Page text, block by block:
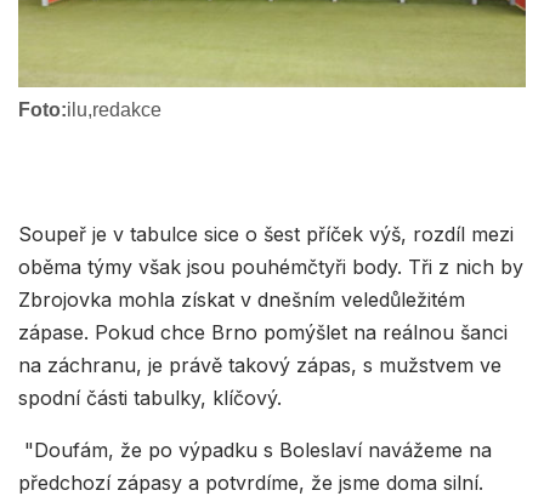
Foto:ilu,redakce
Soupeř je v tabulce sice o šest příček výš, rozdíl mezi
oběma týmy však jsou pouhémčtyři body. Tři z nich by
Zbrojovka mohla získat v dnešním veledůležitém
zápase. Pokud chce Brno pomýšlet na reálnou šanci
na záchranu, je právě takový zápas, s mužstvem ve
spodní části tabulky, klíčový.
"Doufám, že po výpadku s Boleslaví navážeme na
předchozí zápasy a potvrdíme, že jsme doma silní.